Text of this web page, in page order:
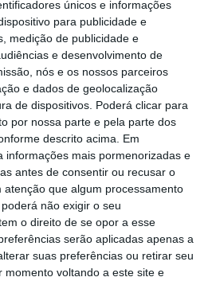
únicos e informações
para publicidade e
medição de publicidade e
e desenvolvimento de
nós e os nossos parceiros
e dados de geolocalização
de dispositivos. Poderá clicar para
por nossa parte e pela parte dos
descrito acima. Em
informações mais pormenorizadas e
antes de consentir ou recusar o
atenção que algum processamento
não exigir o seu
o direito de se opor a esse
serão aplicadas apenas a
suas preferências ou retirar seu
momento voltando a este site e
no sentido exatamente
a economia portuguesa
o presidente do PSD.
da legislação laboral”
promessa de mexer na
“por contrapartida,
no orçamento de
PCP e do BE e, neste